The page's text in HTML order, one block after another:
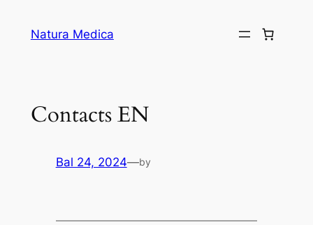
Natura Medica
Contacts EN
Bal 24, 2024—by